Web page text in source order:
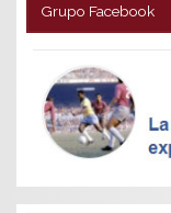
Grupo Facebook